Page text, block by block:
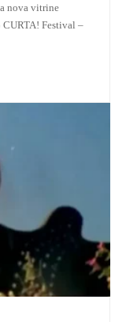
nova vitrine
CURTA! Festival –